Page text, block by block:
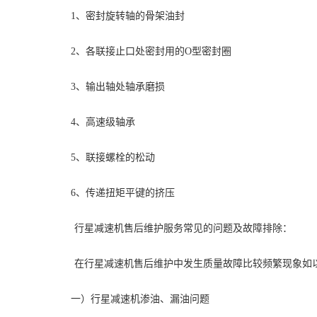
1、密封旋转轴的骨架油封
2、各联接止口处密封用的O型密封圈
3、输出轴处轴承磨损
4、高速级轴承
5、联接螺栓的松动
6、传递扭矩平键的挤压
行星减速机售后维护服务常见的问题及故障排除：
在行星减速机售后维护中发生质量故障比较频繁现象如
一）行星减速机渗油、漏油问题